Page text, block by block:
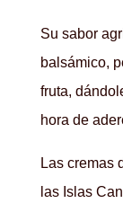
Su sabor
balsámico,
fruta,
hora de
Las cremas
las Islas